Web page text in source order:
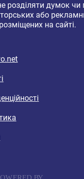
розділяти думок чи
або
на сайті.